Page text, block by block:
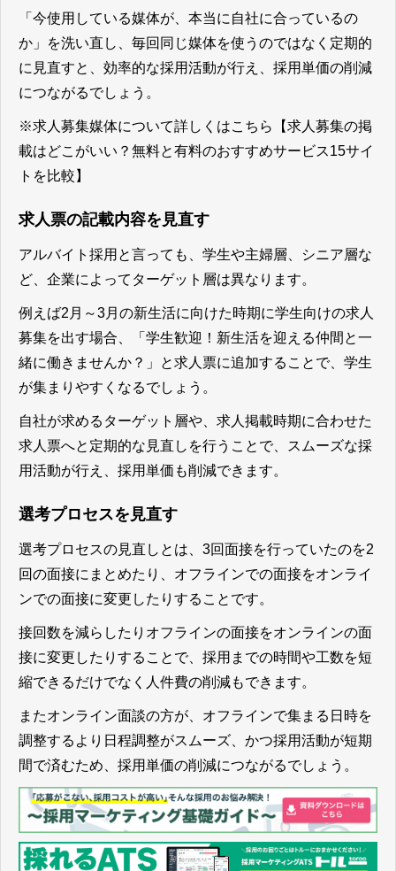
「今使用している媒体が、本当に自社に合っているの
か」を洗い直し、毎回同じ媒体を使うのではなく定期的
に見直すと、効率的な採用活動が行え、採用単価の削減
につながるでしょう。
※求人募集媒体について詳しくはこちら
【求人募集の掲
載はどこがいい？無料と有料のおすすめサービス15サイ
トを比較】
求人票の記載内容を見直す
アルバイト採用と言っても、学生や主婦層、シニア層な
ど、企業によってターゲット層は異なります。
例えば2月～3月の新生活に向けた時期に学生向けの求人
募集を出す場合、「学生歓迎！新生活を迎える仲間と一
緒に働きませんか？」と求人票に追加することで、学生
が集まりやすくなるでしょう。
自社が求めるターゲット層や、求人掲載時期に合わせた
求人票へと定期的な見直しを行うことで、スムーズな採
用活動が行え、採用単価も削減できます。
選考プロセスを見直す
選考プロセスの見直しとは、3回面接を行っていたのを2
回の面接にまとめたり、オフラインでの面接をオンライ
ンでの面接に変更したりすることです。
接回数を減らしたりオフラインの面接をオンラインの面
接に変更したりすることで、採用までの時間や工数を短
縮できるだけでなく人件費の削減もできます。
またオンライン面談の方が、オフラインで集まる日時を
調整するより日程調整がスムーズ、かつ採用活動が短期
間で済むため、採用単価の削減につながるでしょう。